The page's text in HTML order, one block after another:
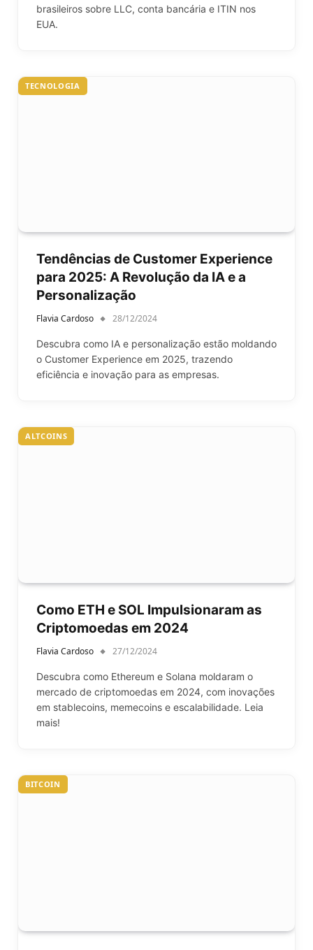
brasileiros sobre LLC, conta bancária e ITIN nos
EUA.
TECNOLOGIA
Tendências de Customer Experience
para 2025: A Revolução da IA e a
Personalização
Flavia Cardoso 28/12/2024
Descubra como IA e personalização estão moldando
o Customer Experience em 2025, trazendo
eficiência e inovação para as empresas.
ALTCOINS
Como ETH e SOL Impulsionaram as
Criptomoedas em 2024
Flavia Cardoso 27/12/2024
Descubra como Ethereum e Solana moldaram o
mercado de criptomoedas em 2024, com inovações
em stablecoins, memecoins e escalabilidade. Leia
mais!
BITCOIN